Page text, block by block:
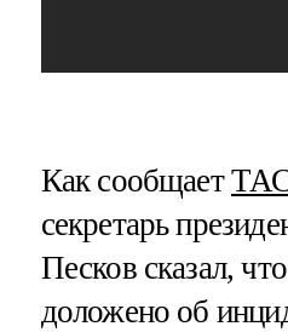
Как сообщает
секретарь
Песков сказал,
доложено об